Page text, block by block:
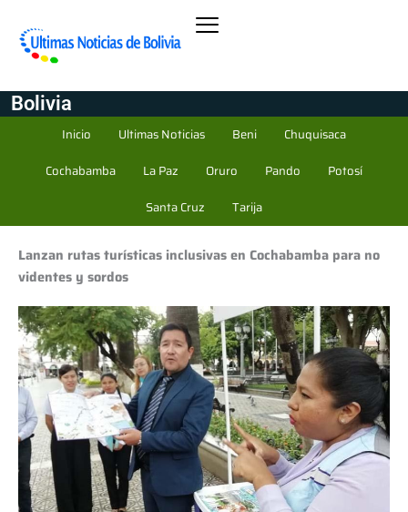
Bolivia
Inicio Ultimas Noticias Beni
Chuquisaca
Cochabamba
La Paz Oruro Pando
Potosí
Santa Cruz
Tarija
Lanzan rutas turísticas inclusivas en Cochabamba para no
videntes y sordos